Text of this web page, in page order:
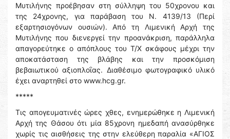
Μυτιλήνης προέβησαν στη σύλληψη του 50χρονου και
της 24χρονης, για παράβαση του Ν. 4139/13 (Περί
εξαρτησιογόνων ουσιών). Από τη Λιμενική Αρχή της
Μυτιλήνης που διενεργεί την προανάκριση, παράλληλα
απαγορεύτηκε ο απόπλους του Τ/Χ σκάφους μέχρι την
αποκατάσταση της βλάβης και την προσκόμιση
βεβαιωτικού αξιοπλοΐας. Διαθέσιμο φωτογραφικό υλικό
έχει αναρτηθεί στο www.hcg.gr.
*****
Τις απογευματινές ώρες χθες, ενημερώθηκε η Λιμενική
Αρχή της Θάσου ότι μία 85χρονη ημεδαπή ανασύρθηκε
χωρίς τις αισθήσεις της στην ελεύθερη παραλία «ΑΓΙΟΣ